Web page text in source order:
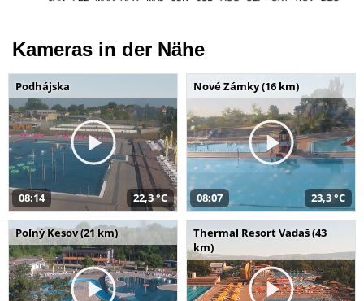
Kameras in der Nähe
Podhájska
08:14 22,3 °C
Nové Zámky (16 km)
08:07 23,3 °C
Poľný Kesov (21 km)
Thermal Resort Vadaš (43
km)